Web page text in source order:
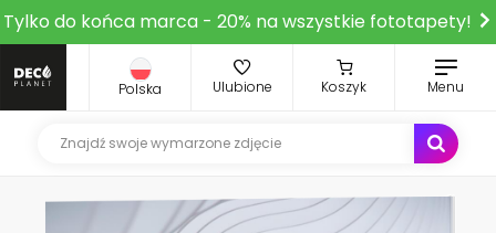
Tylko do końca marca - 20% na wszystkie fototapety!
Polska Ulubione Koszyk Menu